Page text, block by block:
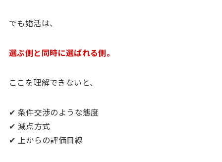
でも婚活は、
選ぶ側と同時に選ばれる側。
ここを理解できないと、
✔ 条件交渉のような態度
✔ 減点方式
✔ 上からの評価目線